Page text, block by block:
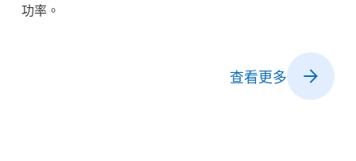
功率。
查看更多